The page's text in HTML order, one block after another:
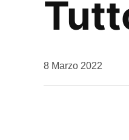
da
8 Marzo 2022